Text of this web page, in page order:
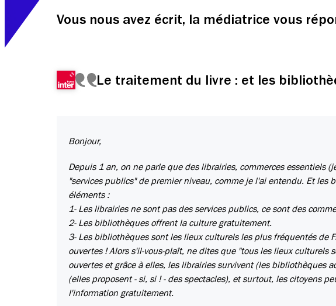
Vous nous avez écrit, la médiatrice vous
Le traitement du livre : et les
Bonjour,
Depuis 1 an, on ne parle que des librairies, commerces essentiels
"services publics" de premier niveau, comme je l'ai entendu. Et
éléments :
1- Les librairies ne sont pas des services publics, ce sont des
2- Les bibliothèques offrent la culture gratuitement.
3- Les bibliothèques sont les lieux culturels les plus fréquentés de
ouvertes ! Alors s'il-vous-plaît, ne dites que "tous les lieux
ouvertes et grâce à elles, les librairies survivent (les bibliothèques
(elles proposent - si, si ! - des spectacles), et surtout, les citoyens
l'information gratuitement.